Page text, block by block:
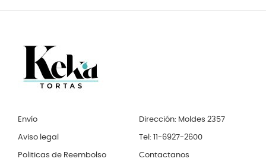
Envío
Aviso legal
Politicas de Reembolso
Dirección: Moldes 2357
Tel: 11-6927-2600
Contactanos